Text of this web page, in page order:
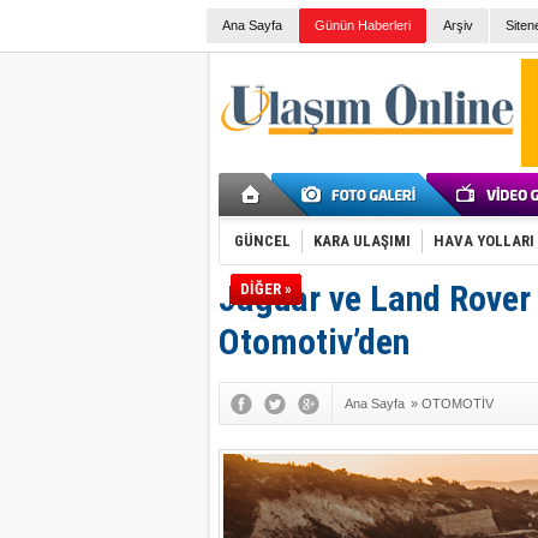
Ana Sayfa Günün Haberleri Arşiv
GÜNCEL KARA ULAŞIMI HAVA YOLLARI
DİĞER »
Jaguar ve Land
Otomotiv’den
Ana Sayfa » OTOMOTİV